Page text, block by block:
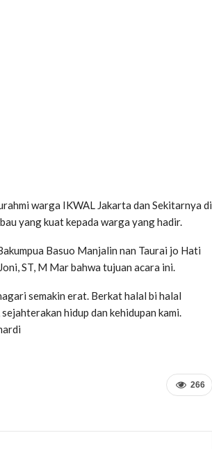
warga IKWAL Jakarta dan Sekitarnya di
yang kuat kepada warga yang hadir.
Basuo Manjalin nan Taurai jo Hati
ST, M Mar bahwa tujuan acara ini.
semakin erat. Berkat halal bi halal
hidup dan kehidupan kami.
266